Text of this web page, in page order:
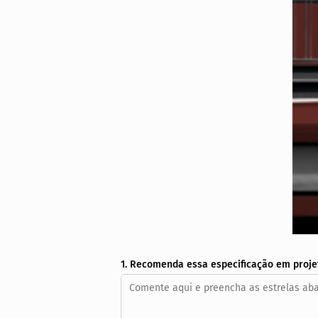
1. Recomenda essa especificação em